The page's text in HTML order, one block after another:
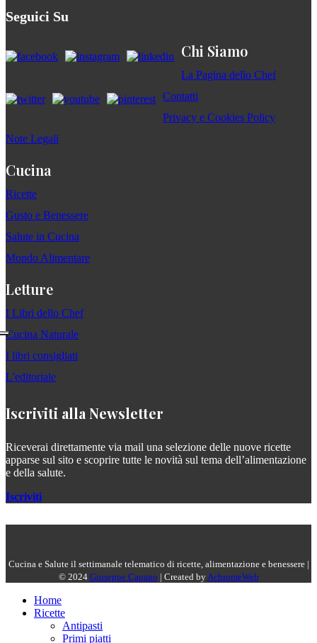
Seguici Su
Chi Siamo
La Pagina dello Chef
Contatti
Privacy e Cookies Policy
Note Legali
Cucina
Ricette
Gusto e Benessere
Salute in Cucina
Mondo Alimentare
Letture
I Libri dello Chef
Cucina Naturale
I libri consigliati
L'editoriale
Iscriviti alla Newsletter
Riceverai direttamente via mail una selezione delle nuove ricette
apparse sul sito e scoprire tutte le novità sul tema dell’alimentazione
e della salute.
Iscriviti
Cucina e Salute il settimanale telematico di ricette, alimentazione e benessere |
© 2024 Giuseppe Capano | Created byAchromeWeb
Home
Ricette
Antipasti
Primi piatti